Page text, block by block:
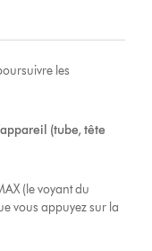
les
(tube, tête
(le voyant du
vous appuyez sur la